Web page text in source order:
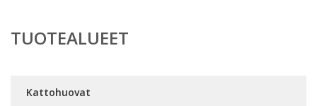
TUOTEALUEET
Kattohuovat